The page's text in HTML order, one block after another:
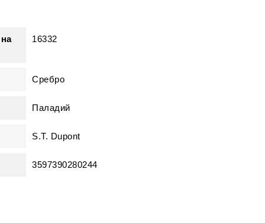
16332
Сребро
Паладий
S.T. Dupont
3597390280244